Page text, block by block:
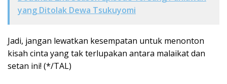
yang Ditolak Dewa Tsukuyomi
Jadi, jangan lewatkan kesempatan untuk menonton
kisah cinta yang tak terlupakan antara malaikat dan
setan ini! (*/TAL)